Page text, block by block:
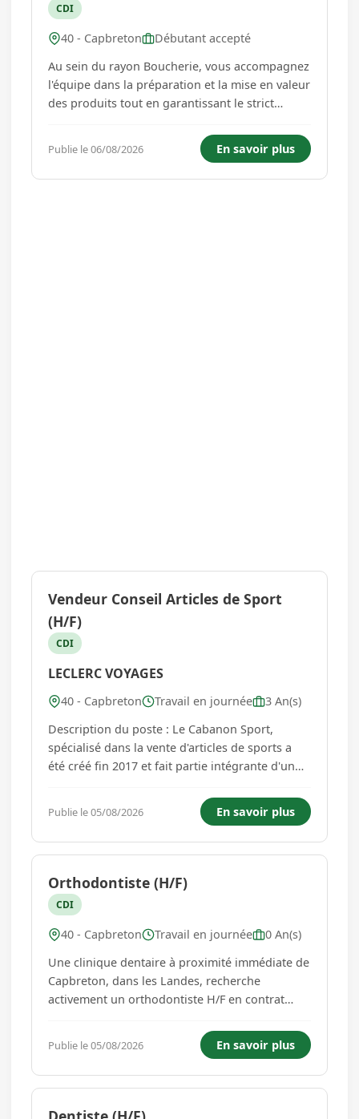
CDI
40 - Capbreton
Débutant accepté
Au sein du rayon Boucherie, vous accompagnez
l'équipe dans la préparation et la mise en valeur
des produits tout en garantissant le strict
alimentaire. Vos principales missions (liste non
exhaustive): Participer à la fabrication de
préparations bou...
Publie le 06/08/2026 En savoir plus
Vendeur Conseil Articles de Sport
(H/F)
CDI
LECLERC VOYAGES
40 - Capbreton Travail en journée
3 An(s)
Description du poste : Le Cabanon Sport,
spécialisé dans la vente d'articles de sports a
été créé fin 2017 et fait partie intégrante d'un
nous recherchons un(e) Vendeur Conseil en
articles de sport/textile H/F . Avec l'appui du
Responsable, ...
Publie le 05/08/2026 En savoir plus
Orthodontiste (H/F)
CDI
40 - Capbreton Travail en journée
0 An(s)
Une clinique dentaire à proximité immédiate de
Capbreton, dans les Landes, recherche
activement un orthodontiste H/F en contrat
possible La structure Il s'agit d'un établissement
dentaire situé �...
Publie le 05/08/2026 En savoir plus